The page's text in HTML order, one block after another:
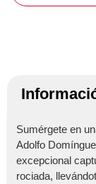
Sumérgete en
Adolfo
excepcional
rociada,